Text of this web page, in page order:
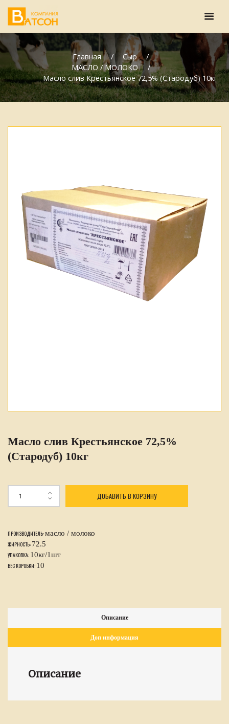
Главная
Сыр
МАСЛО / МОЛОКО
Масло слив Крестьянское 72,5% (Стародуб) 10кг
Масло слив Крестьянское 72,5%
(Стародуб) 10кг
ДОБАВИТЬ В КОРЗИНУ
ПРОИЗВОДИТЕЛЬ:масло / молоко
ЖИРНОСТЬ: 72.5
УПАКОВКА: 10кг/1шт
ВЕС КОРОБКИ: 10
Описание
Доп информация
Описание